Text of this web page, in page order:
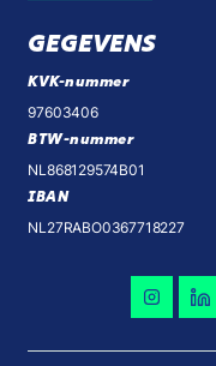
GEGEVENS
KVK-nummer
97603406
BTW-nummer
NL868129574B01
IBAN
NL27RABO0367718227